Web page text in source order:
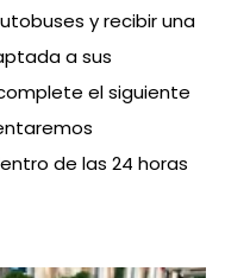
y recibir una
a sus
el siguiente
de las 24 horas